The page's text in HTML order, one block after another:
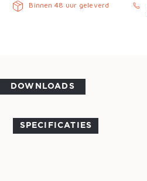
Binnen 48 uur geleverd
DOWNLOADS
SPECIFICATIES